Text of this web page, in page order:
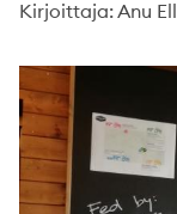
Kirjoittaja: Anu